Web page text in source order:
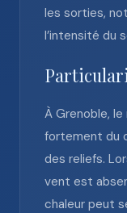
les sorties,
l’intensité du
À Grenoble,
fortement du
des reliefs.
vent est
chaleur peut